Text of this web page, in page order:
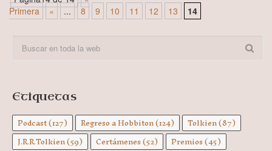
Primera
« ... 8 9 10 11 12 13 14
Etiquetas
Podcast(127) Regreso a Hobbiton(124) Tolkien(87)
J.R.R.Tolkien(59) Certámenes(52) Premios(45)